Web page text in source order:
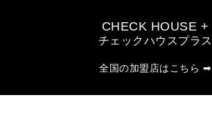
CHECK HOUSE +
チェックハウスプラス
全国の加盟店はこちら ➡